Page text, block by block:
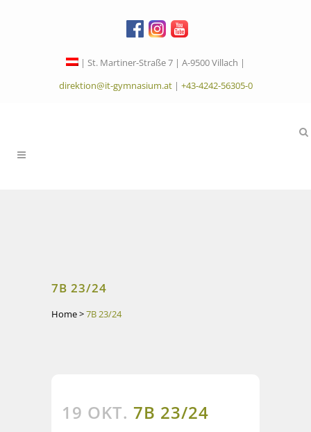
| St. Martiner-Straße 7 | A-9500 Villach |
direktion@it-gymnasium.at| +43-4242-56305-0
7B 23/24
Home>7B 23/24
19 OKT. 7B 23/24